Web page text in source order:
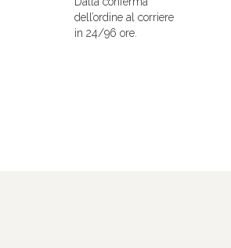
dell’ordine al corriere
in 24/96 ore.